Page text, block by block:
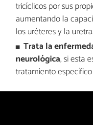
tricíclicos por sus
aumentando la
los uréteres y la uretra.
Trata la
neurológica, si esta
tratamiento